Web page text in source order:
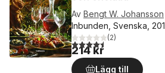
Av Bengt W. Johansson
Inbunden, Svenska,
4,5utav 5 stjärnor.
(2)
214 kr
Lägg till